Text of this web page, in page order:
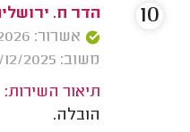
הדר ח.
אשרור: 24/04/2026
משוב: 02/12/2025
תיאור השירות:
הובלה.
10